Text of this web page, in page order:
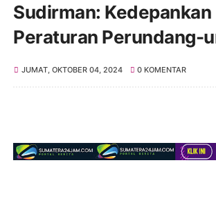
Sudirman: Kedepankan
Peraturan Perundang-
JUMAT, OKTOBER 04, 2024 0 KOMENTAR